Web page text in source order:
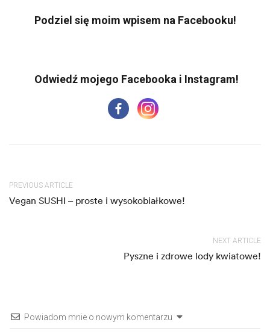
Podziel się moim wpisem na Facebooku!
PREVIOUS ARTICLE
Vegan SUSHI – proste i wysokobiałkowe!
NEXT ARTICLE
Pyszne i zdrowe lody kwiatowe!
Powiadom mnie o nowym komentarzu